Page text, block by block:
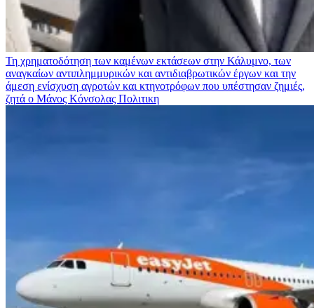
Τη χρηματοδότηση των καμένων εκτάσεων στην Κάλυμνο, των
αναγκαίων αντιπλημμυρικών και αντιδιαβρωτικών έργων και την
άμεση ενίσχυση αγροτών και κτηνοτρόφων που υπέστησαν ζημιές,
ζητά ο Μάνος Κόνσολας Πολιτικη